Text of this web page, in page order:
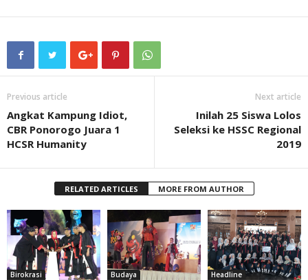
Previous article
Angkat Kampung Idiot,
CBR Ponorogo Juara 1
HCSR Humanity
Next article
Inilah 25 Siswa Lolos
Seleksi ke HSSC Regional
2019
RELATED ARTICLES MORE FROM AUTHOR
Birokrasi Budaya Headline